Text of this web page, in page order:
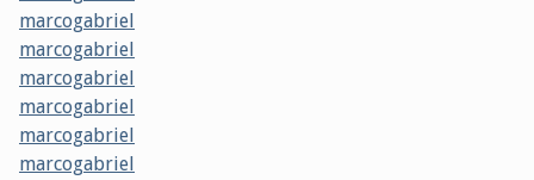
marcogabriel
marcogabriel
marcogabriel
marcogabriel
marcogabriel
marcogabriel